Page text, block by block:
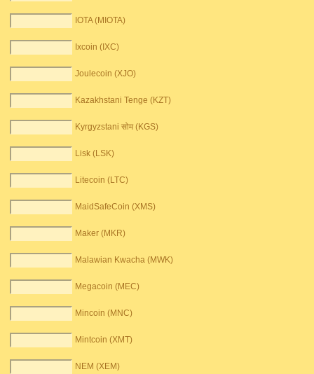
IOTA (MIOTA)
Ixcoin (IXC)
Joulecoin (XJO)
Kazakhstani Tenge (KZT)
Kyrgyzstani सोम (KGS)
Lisk (LSK)
Litecoin (LTC)
MaidSafeCoin (XMS)
Maker (MKR)
Malawian Kwacha (MWK)
Megacoin (MEC)
Mincoin (MNC)
Mintcoin (XMT)
NEM (XEM)